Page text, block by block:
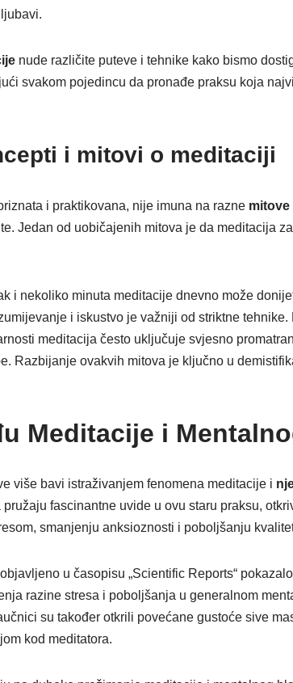
nude različite puteve i tehnike kako bismo
svakom pojedincu da pronađe praksu koja
i mitovi o meditaciji
i praktikovana, nije imuna na razne mitove
Jedan od uobičajenih mitova je da meditacija
i nekoliko minuta meditacije dnevno može
i iskustvo je važniji od striktne
meditacija često uključuje svjesno
Razbijanje ovakvih mitova je ključno u
Meditacije i
više bavi istraživanjem fenomena meditacije i
fascinantne uvide u ovu staru praksu,
smanjenju anksioznosti i poboljšanju
u časopisu „Scientific Reports“
razine stresa i poboljšanja u generalnom
su također otkrili povećane gustoće sive
kod meditatora.